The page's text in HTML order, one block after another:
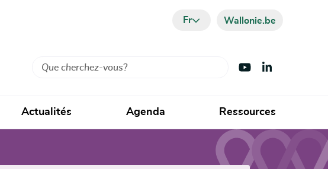
Fr Wallonie.be
Rechercher Visiter Youtube
Visiter LinkedIn
Actualités Agenda Ressources